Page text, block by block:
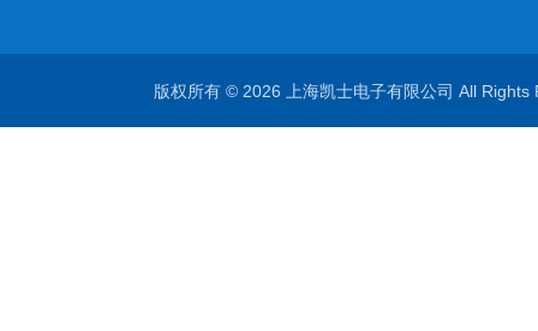
版权所有 © 2026 上海凯士电子有限公司 All